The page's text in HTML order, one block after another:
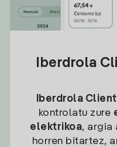
Iberdrola
Iberdrola
kontrolatu zure
elektrikoa, argia
horren bitartez,